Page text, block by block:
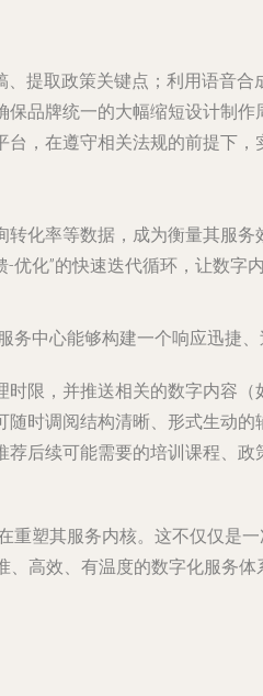
提取政策关键点；利用语音合
品牌统一的大幅缩短设计制
台，在遵守相关法规的前提下
化率等数据，成为衡量其服务
化”的快速迭代循环，让数字
中心能够构建一个响应迅捷
限，并推送相关的数字内容（
时调阅结构清晰、形式生动的
后续可能需要的培训课程、政
塑其服务内核。这不仅仅是
、高效、有温度的数字化服务